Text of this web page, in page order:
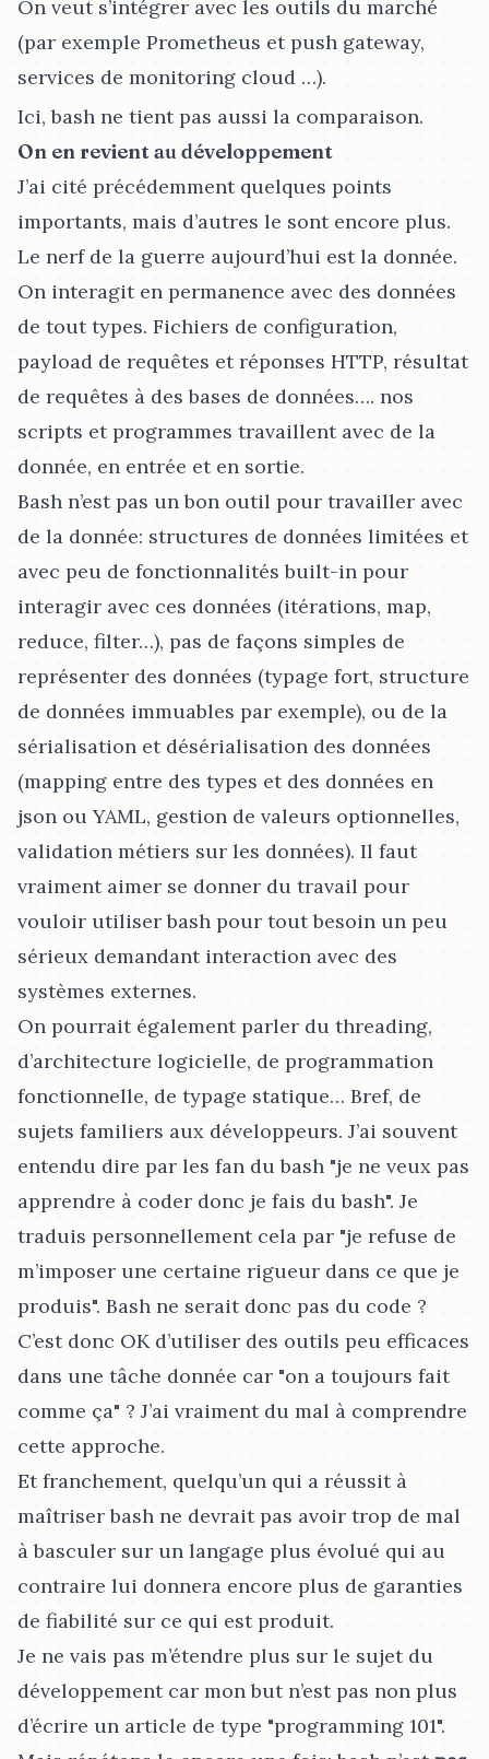
On veut s’intégrer avec les outils du marché
(par exemple Prometheus et push gateway,
services de monitoring cloud …​).
Ici, bash ne tient pas aussi la comparaison.
On en revient au développement
J’ai cité précédemment quelques points
importants, mais d’autres le sont encore plus.
Le nerf de la guerre aujourd’hui est la donnée.
On interagit en permanence avec des données
de tout types. Fichiers de configuration,
payload de requêtes et réponses HTTP, résultat
de requêtes à des bases de données…​. nos
scripts et programmes travaillent avec de la
donnée, en entrée et en sortie.
Bash n’est pas un bon outil pour travailler avec
de la donnée: structures de données limitées et
avec peu de fonctionnalités built-in pour
interagir avec ces données (itérations, map,
reduce, filter…​), pas de façons simples de
représenter des données (typage fort, structure
de données immuables par exemple), ou de la
sérialisation et désérialisation des données
(mapping entre des types et des données en
json ou YAML, gestion de valeurs optionnelles,
validation métiers sur les données). Il faut
vraiment aimer se donner du travail pour
vouloir utiliser bash pour tout besoin un peu
sérieux demandant interaction avec des
systèmes externes.
On pourrait également parler du threading,
d’architecture logicielle, de programmation
fonctionnelle, de typage statique…​ Bref, de
sujets familiers aux développeurs. J’ai souvent
entendu dire par les fan du bash "je ne veux pas
apprendre à coder donc je fais du bash". Je
traduis personnellement cela par "je refuse de
m’imposer une certaine rigueur dans ce que je
produis". Bash ne serait donc pas du code ?
C’est donc OK d’utiliser des outils peu efficaces
dans une tâche donnée car "on a toujours fait
comme ça" ? J’ai vraiment du mal à comprendre
cette approche.
Et franchement, quelqu’un qui a réussit à
maîtriser bash ne devrait pas avoir trop de mal
à basculer sur un langage plus évolué qui au
contraire lui donnera encore plus de garanties
de fiabilité sur ce qui est produit.
Je ne vais pas m’étendre plus sur le sujet du
développement car mon but n’est pas non plus
d’écrire un article de type "programming 101".